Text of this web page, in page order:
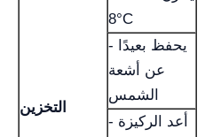
التخزين
8°C
- يحفظ بعيدًا
عن أشعة
الشمس
- أعد الركيزة